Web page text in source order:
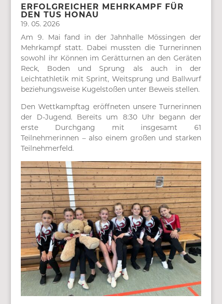
ERFOLGREICHER MEHRKAMPF FÜR
DEN TUS HONAU
19. 05. 2026
Am 9. Mai fand in der Jahnhalle Mössingen der
Mehrkampf statt. Dabei mussten die Turnerinnen
sowohl ihr Können im Gerätturnen an den Geräten
Reck, Boden und Sprung als auch in der
Leichtathletik mit Sprint, Weitsprung und Ballwurf
beziehungsweise Kugelstoßen unter Beweis stellen.
Den Wettkampftag eröffneten unsere Turnerinnen
der D-Jugend. Bereits um 8:30 Uhr begann der
erste Durchgang mit insgesamt 61
Teilnehmerinnen – also einem großen und starken
Teilnehmerfeld.